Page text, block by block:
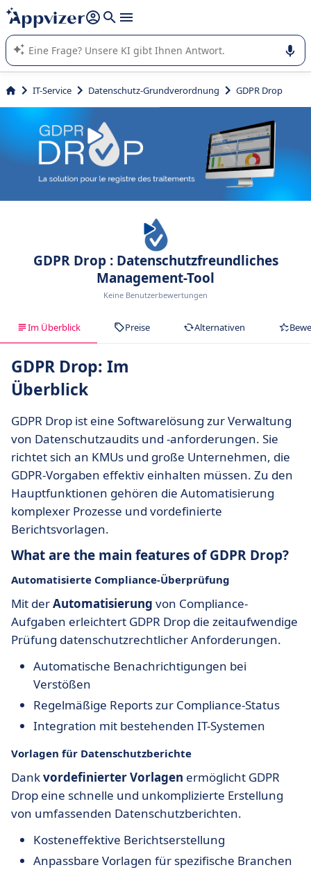
beantworten (mehrere Zeilen mit
Die KI von Appvizer führt Sie bei der Nutzung oder Auswahl
von SaaS-Software in Unternehmen.
IT-Service Datenschutz-Grundverordnung GDPR Drop
GDPR Drop : Datenschutzfreundliches
Management-Tool
Keine Benutzerbewertungen
Im Überblick Preise Alternativen
GDPR Drop: Im
Überblick
GDPR Drop ist eine Softwarelösung zur Verwaltung
von Datenschutzaudits und -anforderungen. Sie
richtet sich an KMUs und große Unternehmen, die
GDPR-Vorgaben effektiv einhalten müssen. Zu den
Hauptfunktionen gehören die Automatisierung
komplexer Prozesse und vordefinierte
Berichtsvorlagen.
What are the main features of GDPR Drop?
Automatisierte Compliance-Überprüfung
Mit derAutomatisierung von Compliance-
Aufgaben erleichtert GDPR Drop die zeitaufwendige
Prüfung datenschutzrechtlicher Anforderungen.
Automatische Benachrichtigungen bei
Verstößen
Regelmäßige Reports zur Compliance-Status
Integration mit bestehenden IT-Systemen
Vorlagen für Datenschutzberichte
Dankvordefinierter Vorlagen ermöglicht GDPR
Drop eine schnelle und unkomplizierte Erstellung
von umfassenden Datenschutzberichten.
Kosteneffektive Berichtserstellung
Anpassbare Vorlagen für spezifische Branchen